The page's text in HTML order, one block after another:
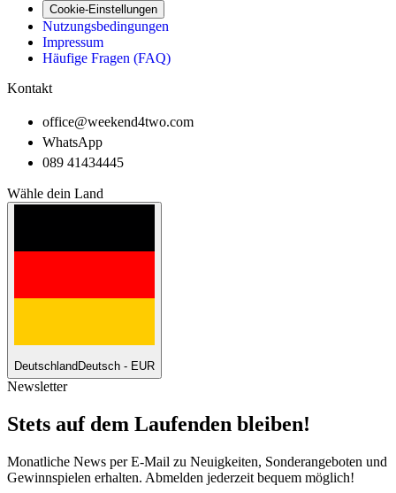
Cookie-Einstellungen
Nutzungsbedingungen
Impressum
Häufige Fragen (FAQ)
Kontakt
office@weekend4two.com
WhatsApp
089 41434445
Wähle dein Land
Deutschland Deutsch - EUR
Newsletter
Stets auf dem Laufenden bleiben!
Monatliche News per E-Mail zu Neuigkeiten, Sonderangeboten und
Gewinnspielen erhalten. Abmelden jederzeit bequem möglich!